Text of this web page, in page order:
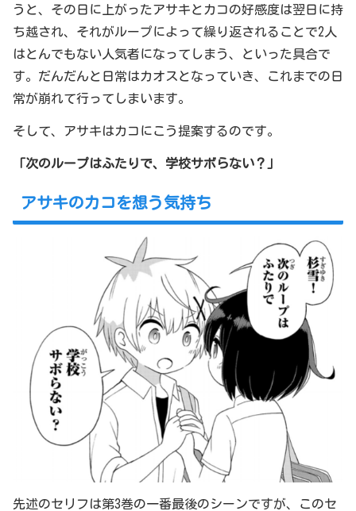
うと、その日に上がったアサキとカコの好感度は翌日に持
ち越され、それがループによって繰り返されることで2人
はとんでもない人気者になってしまう、といった具合で
す。だんだんと日常はカオスとなっていき、これまでの日
常が崩れて行ってしまいます。
そして、アサキはカコにこう提案するのです。
「次のループはふたりで、学校サボらない？」
アサキのカコを想う気持ち
先述のセリフは第3巻の一番最後のシーンですが、このセ